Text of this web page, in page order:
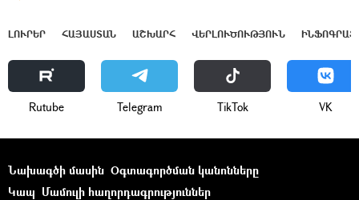
ԼՈՒՐԵՐ ՀԱՅԱՍՏԱՆ ԱՇԽԱՐՀ ՎԵՐԼՈՒԾՈՒԹՅՈՒՆ
Rutube Telegram ТikТоk VK
Նախագծի մասին Օգտագործման կանոնները
Կապ Մամուլի հաղորդագրություններ